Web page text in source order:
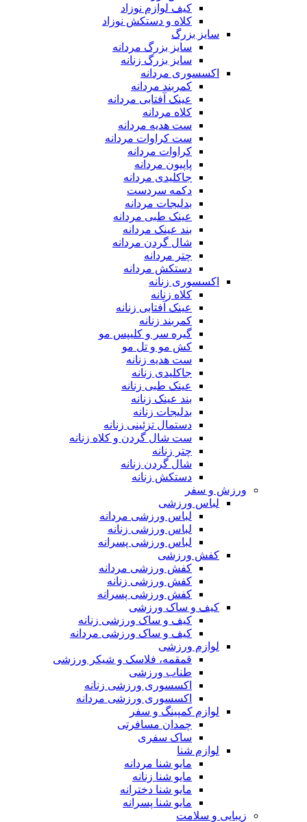
کیف لوازم نوزاد
کلاه و دستکش نوزاد
سایز بزرگ
سایز بزرگ مردانه
سایز بزرگ زنانه
اکسسوری مردانه
کمربند مردانه
عینک آفتابی مردانه
کلاه مردانه
ست هدیه مردانه
ست کراوات مردانه
کراوات مردانه
پاپیون مردانه
جاکلیدی مردانه
دکمه سردست
بدلیجات مردانه
عینک طبی مردانه
بند عینک مردانه
شال گردن مردانه
چتر مردانه
دستکش مردانه
اکسسوری زنانه
کلاه زنانه
عینک آفتابی زنانه
کمربند زنانه
گیره سر و کلیپس مو
کش مو و تل مو
ست هدیه زنانه
جاکلیدی زنانه
عینک طبی زنانه
بند عینک زنانه
بدلیجات زنانه
دستمال تزئینی زنانه
ست شال گردن و کلاه زنانه
چتر زنانه
شال گردن زنانه
دستکش زنانه
ورزش و سفر
لباس ورزشی
لباس ورزشی مردانه
لباس ورزشی زنانه
لباس ورزشی پسرانه
کفش ورزشی
کفش ورزشی مردانه
کفش ورزشی زنانه
کفش ورزشی پسرانه
کیف و ساک ورزشی
کیف و ساک ورزشی زنانه
کیف و ساک ورزشی مردانه
لوازم ورزشی
قمقمه، فلاسک و شیکر ورزشی
طناب ورزشی
اکسسوری ورزشی زنانه
اکسسوری ورزشی مردانه
لوازم کمپینگ و سفر
چمدان مسافرتی
ساک سفری
لوازم شنا
مایو شنا مردانه
مایو شنا زنانه
مایو شنا دخترانه
مایو شنا پسرانه
زیبایی و سلامت